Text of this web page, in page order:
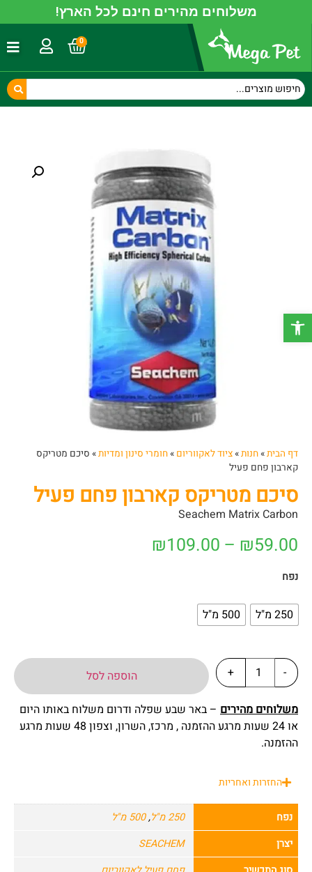
פתח סרגל נגישות
משלוחים מהירים חינם לכל הארץ!
0
דף הבית»חנות»ציוד לאקווריום »חומרי סינון ומדיות» סיכם מטריקס
קארבון פחם פעיל
סיכם מטריקס קארבון פחם פעיל
Seachem Matrix Carbon
₪59.00
–
₪109.00
נפח
250 מ"ל 500 מ"ל
-
+
הוספה לסל
משלוחים מהירים – באר שבע שפלה ודרום משלוח באותו היום
או 24 שעות מרגע ההזמנה , מרכז, השרון, וצפון 48 שעות מרגע
ההזמנה.
החזרות ואחריות
נפח 250 מ"ל ,500 מ"ל
יצרן
SEACHEM